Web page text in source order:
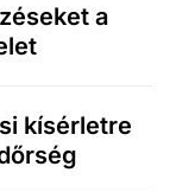
a
kísérletre